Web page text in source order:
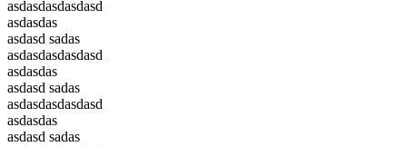
asdasdasdasdasd
asdasdas
asdasd sadas
asdasdasdasdasd
asdasdas
asdasd sadas
asdasdasdasdasd
asdasdas
asdasd sadas